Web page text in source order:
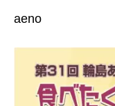
aeno